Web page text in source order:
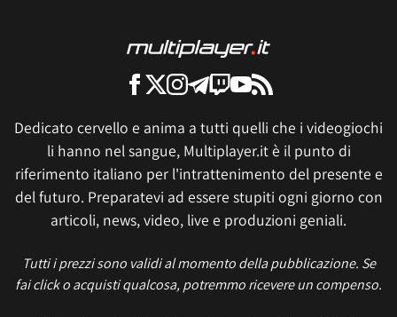
Dedicato cervello e anima a tutti quelli che i videogiochi
li hanno nel sangue, Multiplayer.it è il punto di
riferimento italiano per l'intrattenimento del presente e
del futuro. Preparatevi ad essere stupiti ogni giorno con
articoli, news, video, live e produzioni geniali.
Tutti i prezzi sono validi al momento della pubblicazione. Se
fai click o acquisti qualcosa, potremmo ricevere un compenso.